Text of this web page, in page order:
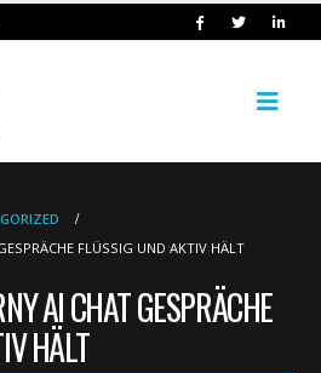
FLÜSSIG UND AKTIV HÄLT
AI CHAT GESPRÄCHE
HÄLT